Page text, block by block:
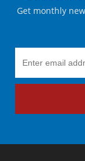
Get monthly